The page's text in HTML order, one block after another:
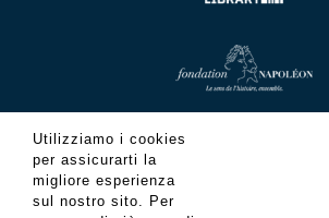
Utilizziamo i cookies
per assicurarti la
migliore esperienza
sul nostro sito. Per